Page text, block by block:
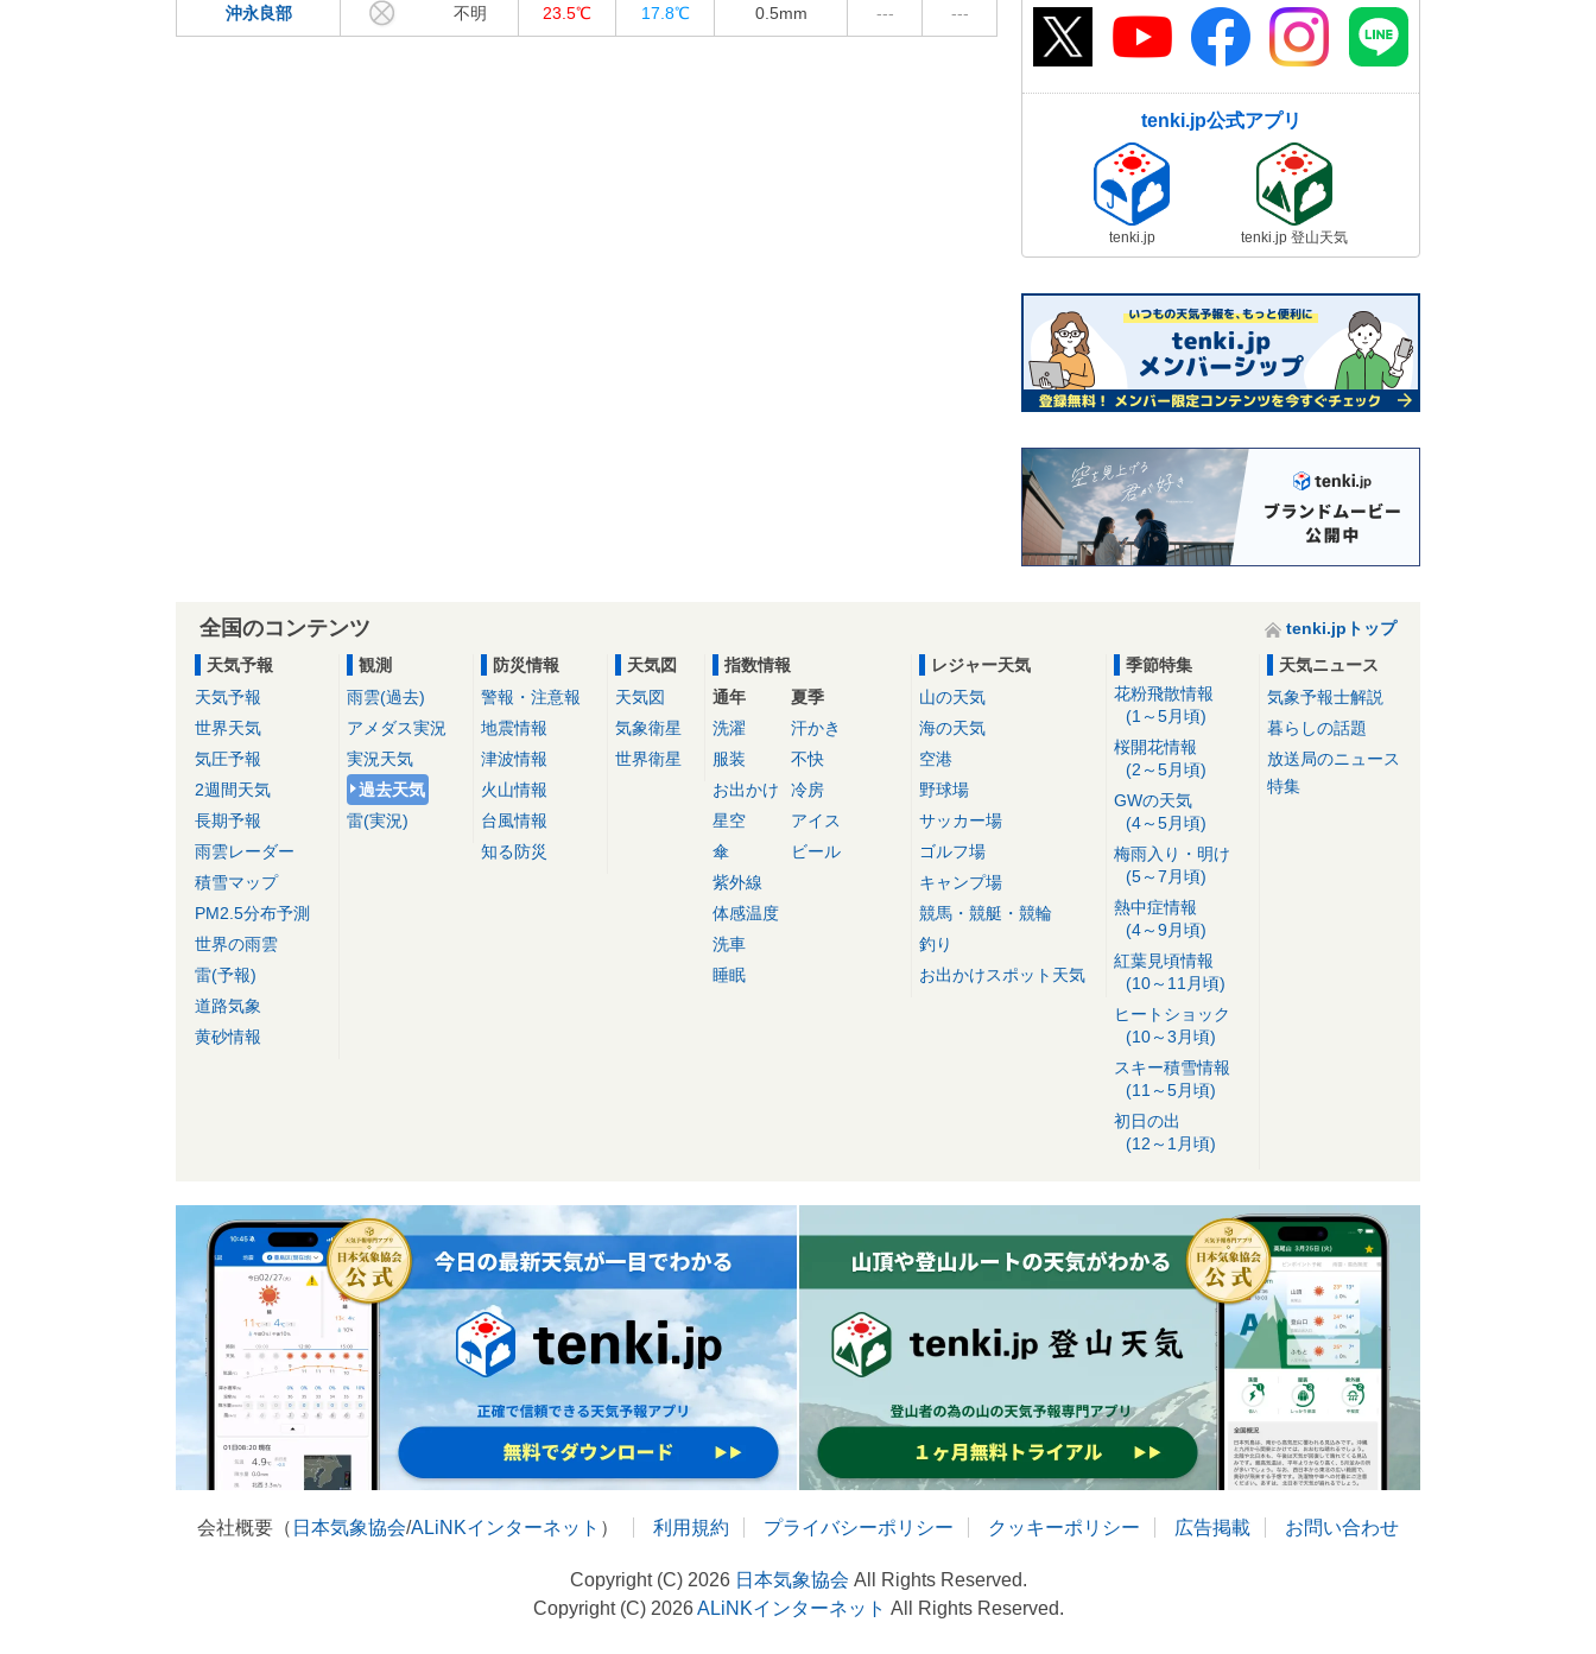
沖永良部 不明 23.5℃ 17.8℃ 0.5mm --- ---
tenki.jp公式アプリ
tenki.jp tenki.jp 登山天気
全国のコンテンツ
tenki.jpトップ
天気予報
天気予報
世界天気
気圧予報
2週間天気
長期予報
雨雲レーダー
積雪マップ
PM2.5分布予測
世界の雨雲
雷(予報)
道路気象
黄砂情報
観測
雨雲(過去)
アメダス実況
実況天気
過去天気
雷(実況)
防災情報
警報・注意報
地震情報
津波情報
火山情報
台風情報
知る防災
天気図
天気図
気象衛星
世界衛星
指数情報
通年
洗濯
服装
お出かけ
星空
傘
紫外線
体感温度
洗車
睡眠
夏季
汗かき
不快
冷房
アイス
ビール
レジャー天気
山の天気
海の天気
空港
野球場
サッカー場
ゴルフ場
キャンプ場
競馬・競艇・競輪
釣り
お出かけスポット天気
季節特集
花粉飛散情報
(1～5月頃)
桜開花情報
(2～5月頃)
GWの天気
(4～5月頃)
梅雨入り・明け
(5～7月頃)
熱中症情報
(4～9月頃)
紅葉見頃情報
(10～11月頃)
ヒートショック
(10～3月頃)
スキー積雪情報
(11～5月頃)
初日の出
(12～1月頃)
天気ニュース
気象予報士解説
暮らしの話題
放送局のニュース
特集
会社概要（ 日本気象協会/ALiNKインターネット ） 利用規約 プライバシーポリシー クッキーポリシー 広告掲載 お問い合わせ
Copyright (C) 2026 日本気象協会 All Rights Reserved.
Copyright (C) 2026ALiNKインターネット All Rights Reserved.